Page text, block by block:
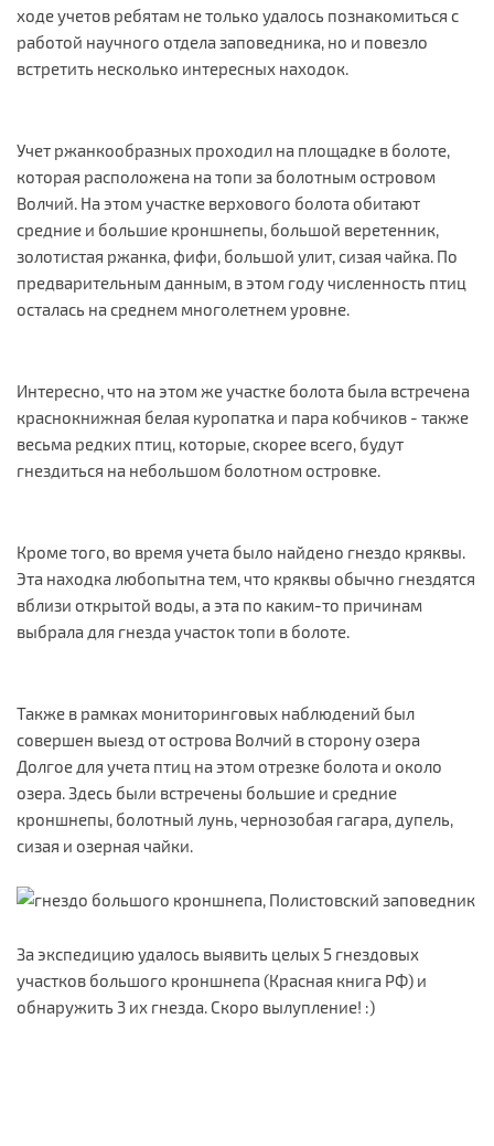
ходе учетов ребятам не только удалось познакомиться с
работой научного отдела заповедника, но и повезло
встретить несколько интересных находок.
Учет ржанкообразных проходил на площадке в болоте,
которая расположена на топи за болотным островом
Волчий. На этом участке верхового болота обитают
средние и большие кроншнепы, большой веретенник,
золотистая ржанка, фифи, большой улит, сизая чайка. По
предварительным данным, в этом году численность птиц
осталась на среднем многолетнем уровне.
Интересно, что на этом же участке болота была встречена
краснокнижная белая куропатка и пара кобчиков - также
весьма редких птиц, которые, скорее всего, будут
гнездиться на небольшом болотном островке.
Кроме того, во время учета было найдено гнездо кряквы.
Эта находка любопытна тем, что кряквы обычно гнездятся
вблизи открытой воды, а эта по каким-то причинам
выбрала для гнезда участок топи в болоте.
Также в рамках мониторинговых наблюдений был
совершен выезд от острова Волчий в сторону озера
Долгое для учета птиц на этом отрезке болота и около
озера. Здесь были встречены большие и средние
кроншнепы, болотный лунь, чернозобая гагара, дупель,
сизая и озерная чайки.
За экспедицию удалось выявить целых 5 гнездовых
участков большого кроншнепа (Красная книга РФ) и
обнаружить 3 их гнезда. Скоро вылупление! :)